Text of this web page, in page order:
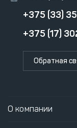
+375 (33)
+375 (17)
Обратная
О компании